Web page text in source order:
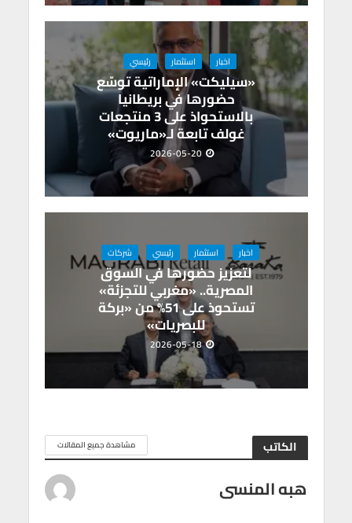
اخبار استثمار رئيسي
«سيليكت» الإماراتية توسّع
حضورها في بريطانيا
بالاستحواذ على 3 منتجعات
غولف تابعة لـ«ماريوت»
2026-05-20
اخبار استثمار رئيسي شركات
لتعزيز حضورها في السوق
المصرية.. «مغربي للتجزئة»
تستحوذ على 51% من «بركة
للبصريات»
2026-05-18
الكاتب مشاهدة جميع المقالات
هبه المنسى